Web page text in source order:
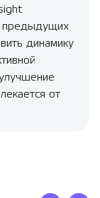
предыдущих
динамику
от